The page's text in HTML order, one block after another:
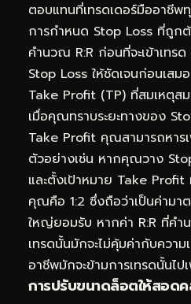
ตอบแทนที่เทรดเดอร์มืออาชีพ
การกำหนด Stop Loss ที่ถูก
คำนวณ R:R ก่อนที่จะเข้าเทร
Stop Loss ให้ชัดเจนก่อนเสม
Take Profit (TP) ที่สมเหตุส
เมื่อคุณทราบระยะทางของ
Take Profit คุณสามารถหาร
ตัวอย่างเช่น หากคุณวาง
และตั้งเป้าหมาย Take
คุณคือ 1:2 ซึ่งถือว่าเป็นค่ามา
ใหญ่ยอมรับ หากค่า R:R ที่คำ
เทรดนั้นมักจะไม่คุ้มค่ากับควา
อาชีพมักจะข้ามการเทรดนั้นไ
การปรับขนาดล็อตให้สอด